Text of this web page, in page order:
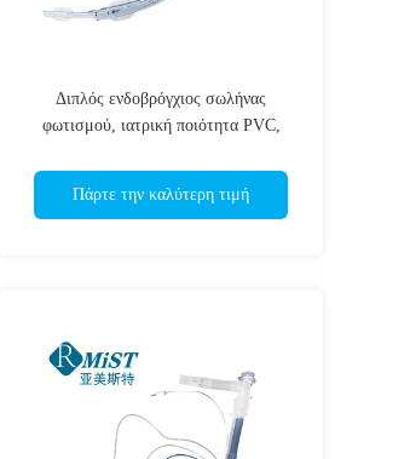
Διπλός ενδοβρόγχιος σωλήνας
φωτισμού, ιατρική ποιότητα PVC,
υποστήριξη OEM ODM προσαρμογή &
προσαρμογή μεγέθους
Πάρτε την καλύτερη τιμή